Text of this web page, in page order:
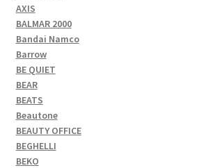
AXIS
BALMAR 2000
Bandai Namco
Barrow
BE QUIET
BEAR
BEATS
Beautone
BEAUTY OFFICE
BEGHELLI
BEKO